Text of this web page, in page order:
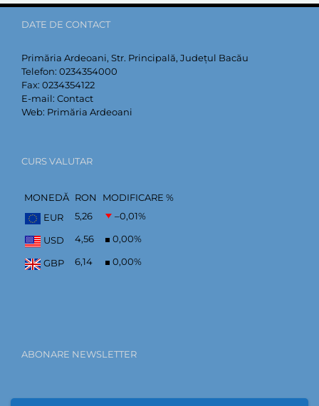
DATE DE CONTACT
Primăria Ardeoani, Str. Principală, Județul Bacău
Telefon: 0234354000
Fax: 0234354122
E-mail: Contact
Web: Primăria Ardeoani
CURS VALUTAR
MONEDĂ RON
MODIFICARE %
EUR
5,26 –0,01%
USD 4,56 0,00%
GBP 6,14 0,00%
ABONARE NEWSLETTER